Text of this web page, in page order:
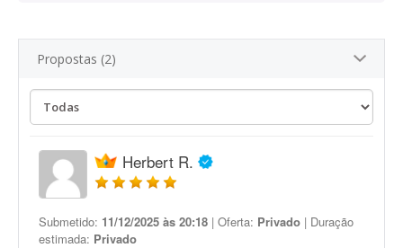
Propostas (2)
Herbert R.
Submetido: 11/12/2025 às 20:18 | Oferta: Privado | Duração
estimada: Privado